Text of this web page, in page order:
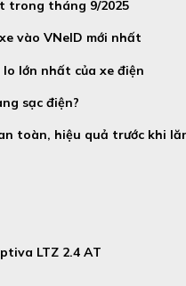
trong tháng 9/2025
vào VNeID mới nhất
lớn nhất của xe điện
sạc điện?
toàn, hiệu quả trước khi
LTZ 2.4 AT